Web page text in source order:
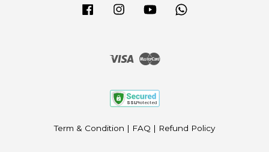
FacebookInstagramYouTube
Visa Master
Term & Condition | FAQ | Refund Policy